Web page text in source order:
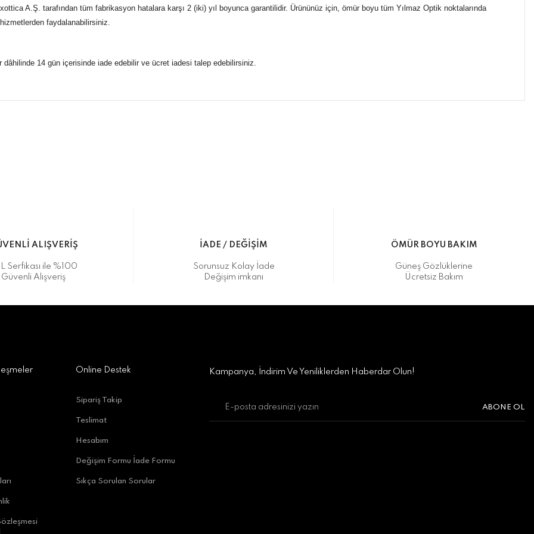
A.Ş. tarafından tüm fabrikasyon hatalara karşı 2 (iki) yıl boyunca garantilidir. Ürününüz için, ömür boyu tüm Yılmaz Optik noktalarında
faydalanabilirsiniz.
dâhilinde 14 gün içerisinde iade edebilir ve ücret iadesi talep edebilirsiniz.
Antalya
ALIŞVERİŞ
Serfikası ile %100
Güvenli Alışveriş
İADE / DEĞİŞİM
Sorunsuz Kolay İade
Değişim imkanı
ÖMÜR BOYU BAKIM
Güneş Gözlüklerine
Ücretsiz Bakım
Online Destek
Sipariş Takip
Teslimat
Hesabım
Değişim Formu İade Formu
Sıkça Sorulan Sorular
Kampanya, İndirim Ve Yeniliklerden Haberdar Olun!
ABONE OL